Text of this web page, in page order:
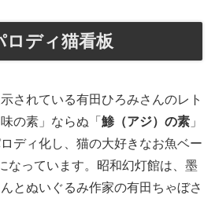
ロディ猫看板
されている有田ひろみさんのレト
の素」ならぬ「 鯵（アジ）の素 」
ディ化し、猫の大好きなお魚ベー
なっています。昭和幻灯館は、墨
とぬいぐるみ作家の有田ちゃぼさ